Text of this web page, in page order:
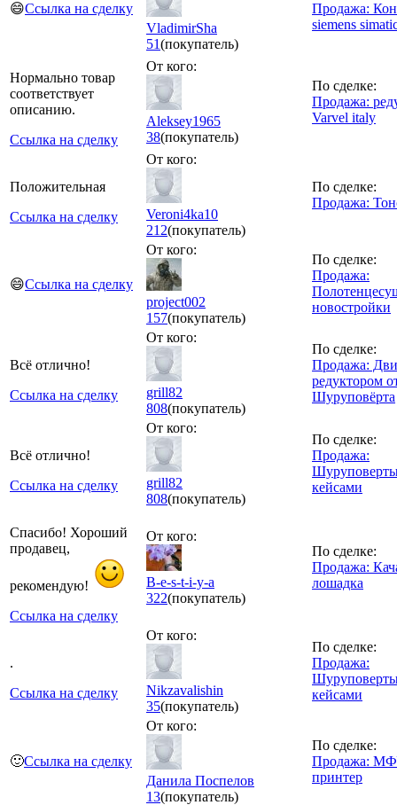
😄Ссылка на сделку
VladimirSha
51(покупатель)
Продажа:
siemens
Нормально товар
соответствует
описанию.
Ссылка на сделку
От кого:
Aleksey1965
38(покупатель)
По сделке:
Продажа:
Varvel italy
Положительная
Ссылка на сделку
От кого:
Veroni4ka10
212(покупатель)
По сделке:
Продажа:
😄Ссылка на сделку
От кого:
project002
157(покупатель)
По сделке:
Продажа:
новостройки
Всё отлично!
Ссылка на сделку
От кого:
grill82
808(покупатель)
По сделке:
Продажа:
редуктором
Шуруповёрта
Всё отлично!
Ссылка на сделку
От кого:
grill82
808(покупатель)
По сделке:
Продажа:
кейсами
Спасибо! Хороший
продавец,
рекомендую!
Ссылка на сделку
От кого:
B-e-s-t-i-y-a
322(покупатель)
По сделке:
Продажа:
лошадка
.
Ссылка на сделку
От кого:
Nikzavalishin
35(покупатель)
По сделке:
Продажа:
кейсами
🙂Ссылка на сделку
От кого:
Данила Поспелов
13(покупатель)
По сделке:
Продажа:
принтер